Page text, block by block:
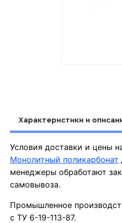
Характеристики и
Условия доставки и цены
Монолитный поликарбонат
менеджеры обработают
самовывоза.
Промышленное
с ТУ 6-19-113-87.